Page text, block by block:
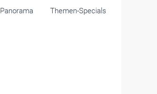
Panorama Themen-Specials